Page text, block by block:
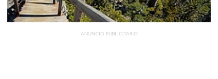
ANUNCIO PUBLICITARIO